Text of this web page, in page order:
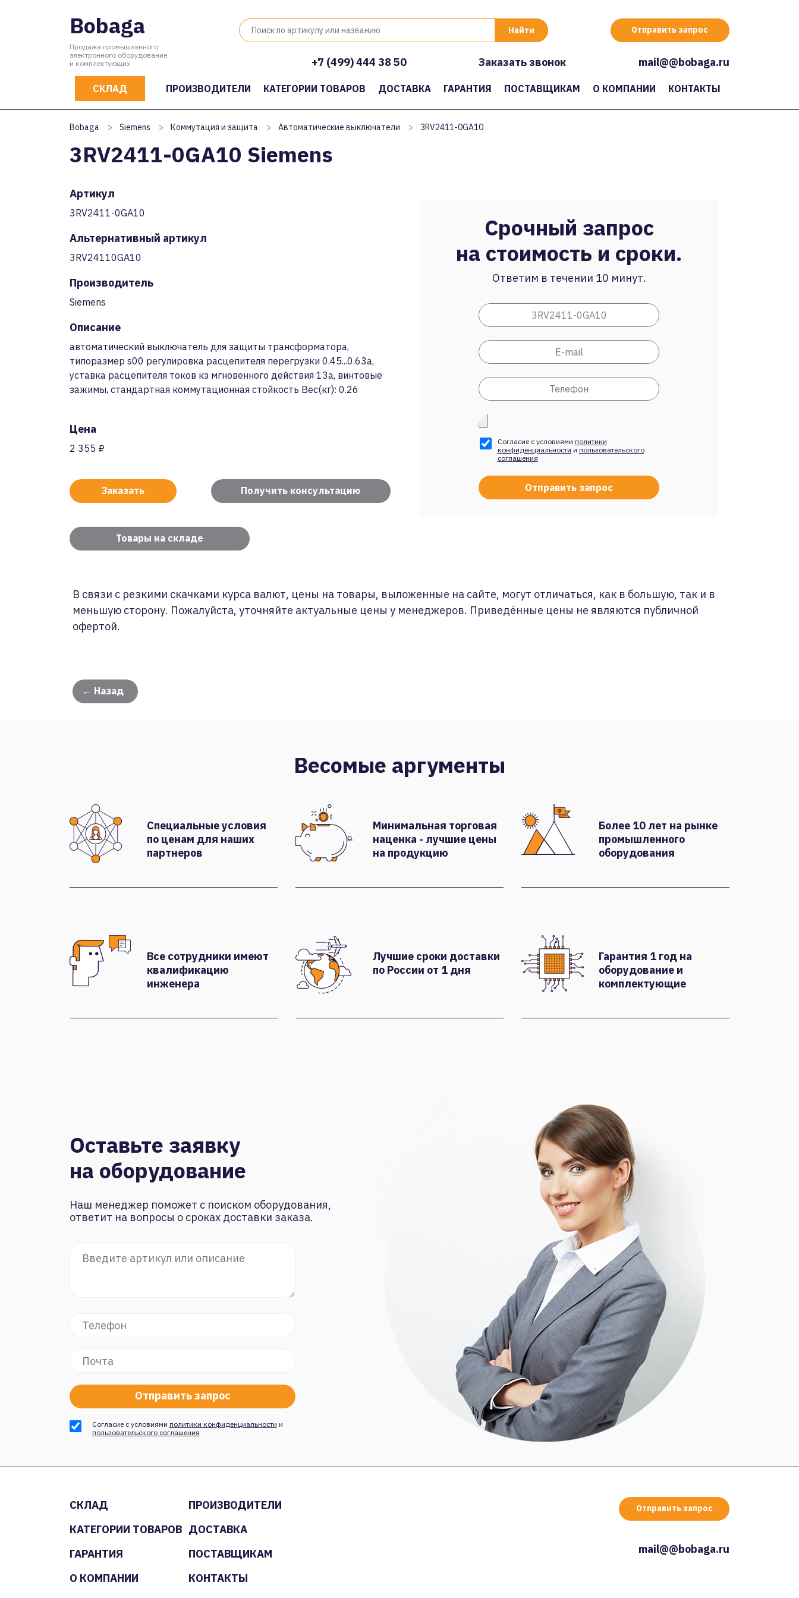
Bobaga
Продажа промышленного
электронного оборудование
и комплектующих
Отправить запрос
+7 (499) 444 38 50 Заказать звонок mail@@bobaga.ru
СКЛАД ПРОИЗВОДИТЕЛИ КАТЕГОРИИ ТОВАРОВ ДОСТАВКА ГАРАНТИЯ ПОСТАВЩИКАМ О КОМПАНИИ КОНТАКТЫ
Bobaga > Siemens > Коммутация и защита > Автоматические выключатели > 3RV2411-0GA10
3RV2411-0GA10 Siemens
Артикул
3RV2411-0GA10
Альтернативный артикул
3RV24110GA10
Производитель
Siemens
Описание
автоматический выключатель для защиты трансформатора,
типоразмер s00 регулировка расцепителя перегрузки 0.45...0.63a,
уставка расцепителя токов кз мгновенного действия 13a, винтовые
зажимы, стандартная коммутационная стойкость Вес(кг): 0.26
Цена
2 355 ₽
Заказать Получить консультацию
Товары на складе
Срочный запрос
на стоимость и сроки.
Ответим в течении 10 минут.
Согласие с условиями политики
конфиденциальности и пользовательского
соглашения
В связи с резкими скачками курса валют, цены на товары, выложенные на сайте, могут отличаться, как в большую, так и в
меньшую сторону. Пожалуйста, уточняйте актуальные цены у менеджеров. Приведённые цены не являются публичной
офертой.
← Назад
Весомые аргументы
Специальные условия
по ценам для наших
партнеров
Минимальная торговая
наценка - лучшие цены
на продукцию
Более 10 лет на рынке
промышленного
оборудования
Все сотрудники имеют
квалификацию
инженера
Лучшие сроки доставки
по России от 1 дня
Гарантия 1 год на
оборудование и
комплектующие
Оставьте заявку
на оборудование
Наш менеджер поможет с поиском оборудования,
ответит на вопросы о сроках доставки заказа.
Согласие с условиями политики конфиденциальности и
пользовательского соглашения
СКЛАД
ПРОИЗВОДИТЕЛИ
КАТЕГОРИИ ТОВАРОВ ДОСТАВКА
ГАРАНТИЯ
ПОСТАВЩИКАМ
О КОМПАНИИ
КОНТАКТЫ
Отправить запрос
mail@@bobaga.ru